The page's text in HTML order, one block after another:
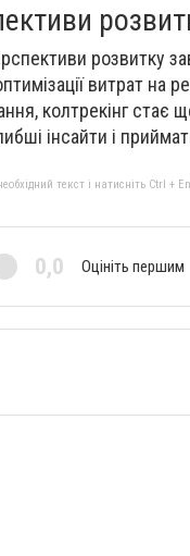
розвитку
витрат на
колтрекінг
інсайти і
текст і натисніть Ctrl +
0,0 Оцініть першим